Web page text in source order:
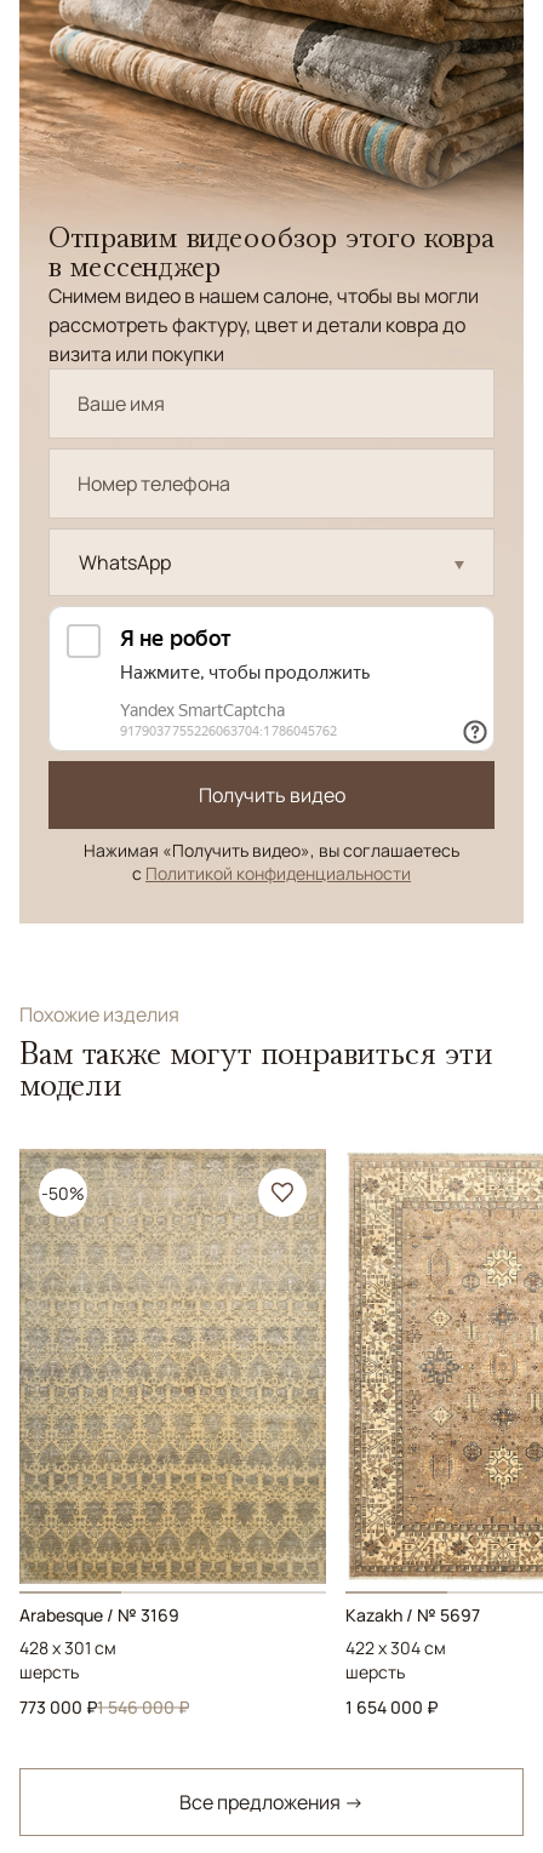
Отправим видеообзор этого ковра
в мессенджер
Снимем видео в нашем салоне, чтобы вы могли
рассмотреть фактуру, цвет и детали ковра до
визита или покупки
WhatsApp
Получить видео
Нажимая «Получить видео», вы соглашаетесь
с Политикой конфиденциальности
Похожие изделия
Вам также могут понравиться эти
модели
-50%
Arabesque / № 3169
428 x 301 см
шерсть
773 000 ₽1 546 000 ₽
Kazakh / № 5697
422 x 304 см
шерсть
1 654 000 ₽
Все предложения →